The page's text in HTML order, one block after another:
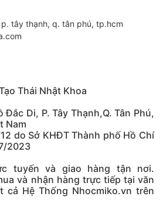
Thái Nhật Khoa
Di, P. Tây Thạnh,Q. Tân Phú,
Nam
do Sở KHĐT Thành phố Hồ Chí
2023
tuyến và giao hàng tận nơi.
và nhận hàng trực tiếp tại văn
cả Hệ Thống Nhocmiko.vn trên
tây thạnh, q. tân phú, tp.hcm